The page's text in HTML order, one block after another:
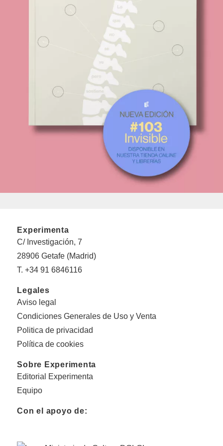
Experimenta
C/ Investigación, 7
28906 Getafe (Madrid)
T. +34 91 6846116
Legales
Aviso legal
Condiciones Generales de Uso y Venta
Politica de privacidad
Política de cookies
Sobre Experimenta
Editorial Experimenta
Equipo
Con el apoyo de: